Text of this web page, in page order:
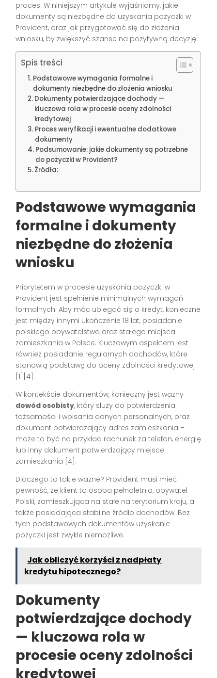
proces. W niniejszym artykule wyjaśniamy, jakie
dokumenty są niezbędne do uzyskania pożyczki w
Provident, oraz jak przygotować się do złożenia
wniosku, by zwiększyć szanse na pozytywną decyzję.
Spis treści
Podstawowe wymagania formalne i
dokumenty niezbędne do złożenia wniosku
Dokumenty potwierdzające dochody —
kluczowa rola w procesie oceny zdolności
kredytowej
Proces weryfikacji i ewentualne dodatkowe
dokumenty
Podsumowanie: jakie dokumenty są potrzebne
do pożyczki w Provident?
Źródła:
Podstawowe wymagania
formalne i dokumenty
niezbędne do złożenia
wniosku
Priorytetem w procesie uzyskania pożyczki w
Provident jest spełnienie minimalnych wymagań
formalnych. Aby móc ubiegać się o kredyt, konieczne
jest między innymi ukończenie 18 lat, posiadanie
polskiego obywatelstwa oraz stałego miejsca
zamieszkania w Polsce. Kluczowym aspektem jest
również posiadanie regularnych dochodów, które
stanowią podstawę do oceny zdolności kredytowej
[1][4].
W kontekście dokumentów, konieczny jest ważny
dowód osobisty, który służy do potwierdzenia
tożsamości i wpisania danych personalnych, oraz
dokument potwierdzający adres zamieszkania –
może to być na przykład rachunek za telefon, energię
lub inny dokument potwierdzający miejsce
zamieszkania [4].
Dlaczego to takie ważne? Provident musi mieć
pewność, że klient to osoba pełnoletnia, obywatel
Polski, zamieszkująca na stałe na terytorium kraju, a
także posiadająca stabilne źródło dochodów. Bez
tych podstawowych dokumentów uzyskanie
pożyczki jest zwykle niemożliwe.
Jak obliczyć korzyści z nadpłaty
kredytu hipotecznego?
Dokumenty
potwierdzające dochody
— kluczowa rola w
procesie oceny zdolności
kredytowej